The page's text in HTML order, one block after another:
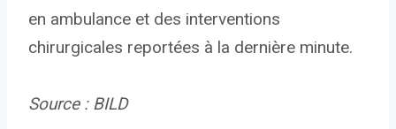
en ambulance et des interventions
chirurgicales reportées à la dernière minute.
Source : BILD